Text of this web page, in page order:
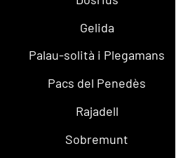
Gelida
Palau-solità i Plegamans
Pacs del Penedès
Rajadell
Sobremunt